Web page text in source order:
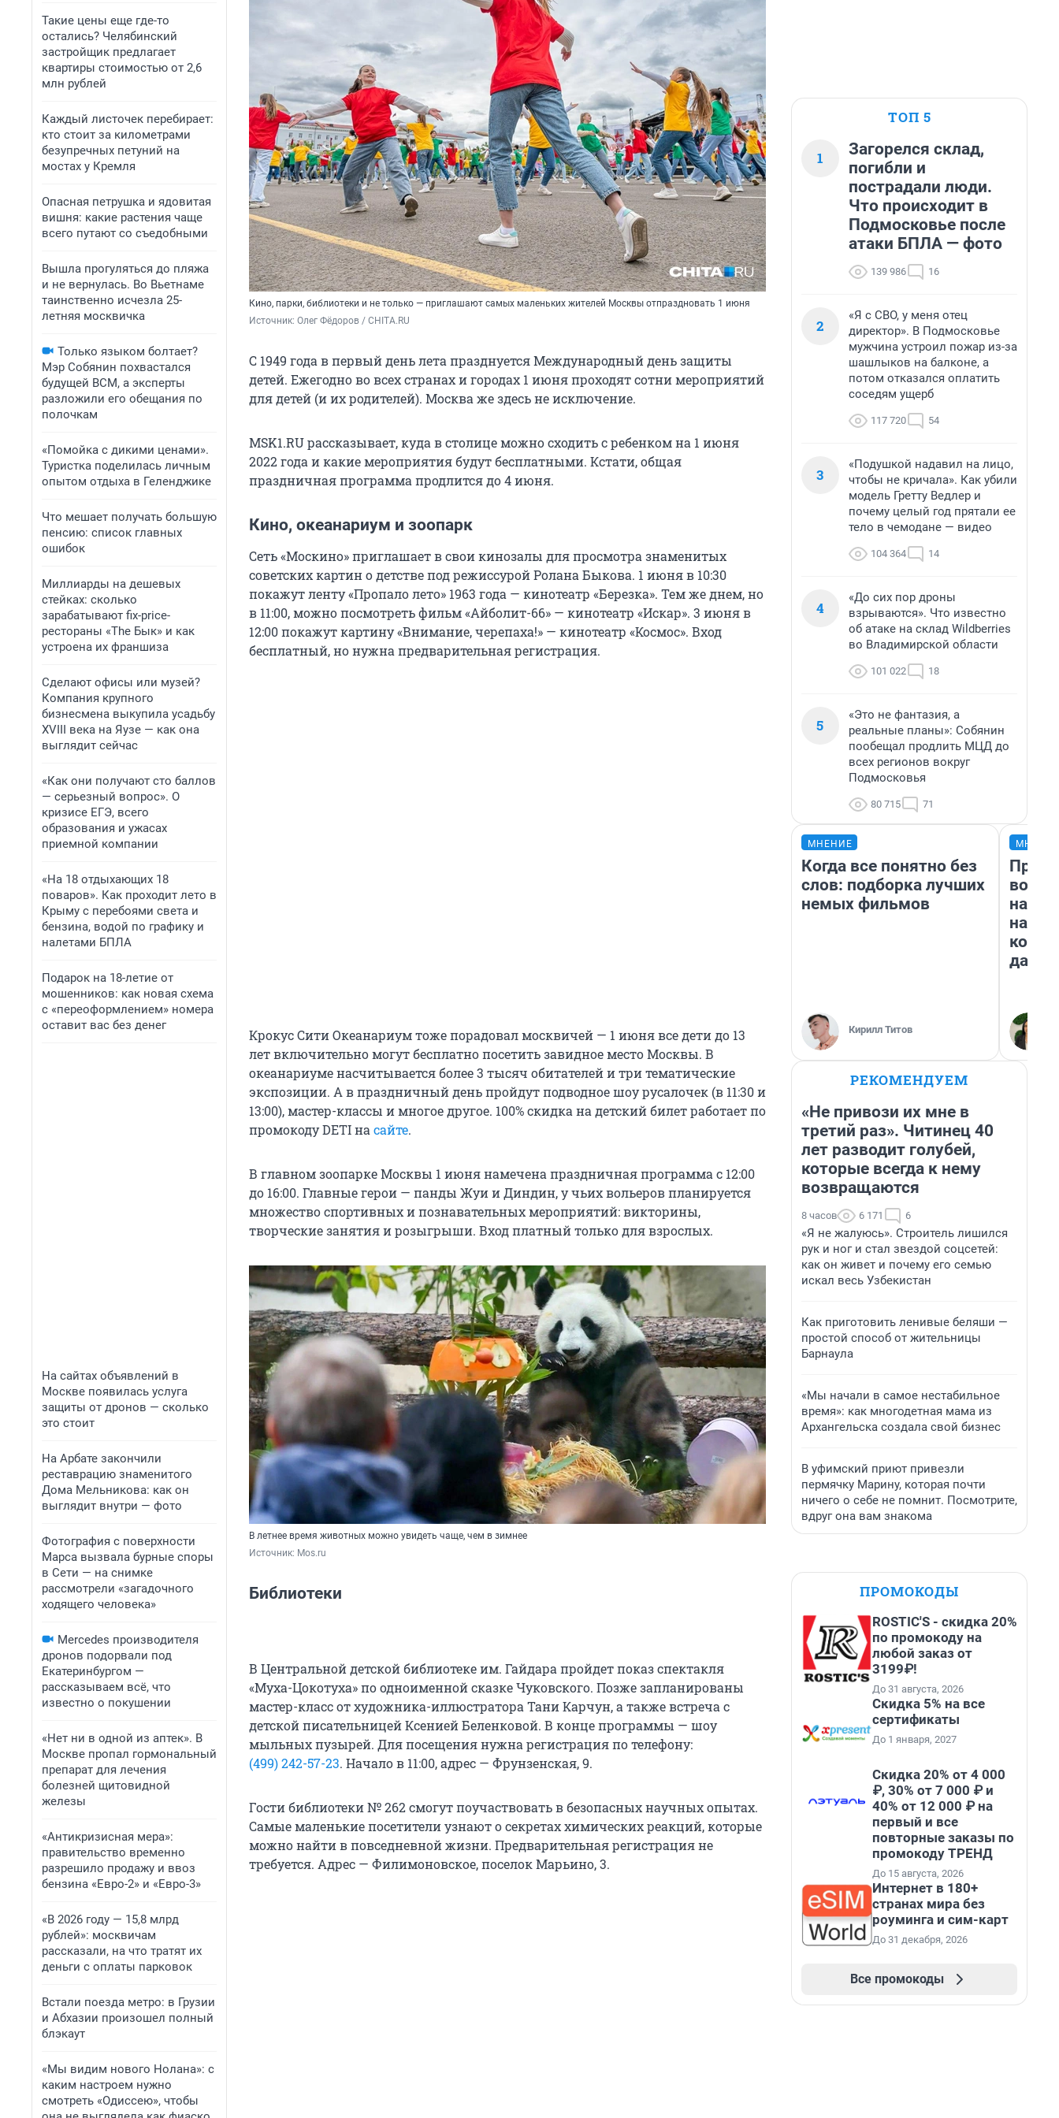
Такие цены еще где-то
остались? Челябинский
застройщик предлагает
квартиры стоимостью от 2,6
млн рублей
Каждый листочек перебирает:
кто стоит за километрами
безупречных петуний на
мостах у Кремля
Опасная петрушка и ядовитая
вишня: какие растения чаще
всего путают со съедобными
Вышла прогуляться до пляжа
и не вернулась. Во Вьетнаме
таинственно исчезла 25-
летняя москвичка
Только языком болтает?
Мэр Собянин похвастался
будущей ВСМ, а эксперты
разложили его обещания по
полочкам
«Помойка с дикими ценами».
Туристка поделилась личным
опытом отдыха в Геленджике
Что мешает получать большую
пенсию: список главных
ошибок
Миллиарды на дешевых
стейках: сколько
зарабатывают fix-price-
рестораны «The Бык» и как
устроена их франшиза
Сделают офисы или музей?
Компания крупного
бизнесмена выкупила усадьбу
XVIII века на Яузе — как она
выглядит сейчас
«Как они получают сто баллов
— серьезный вопрос». О
кризисе ЕГЭ, всего
образования и ужасах
приемной компании
«На 18 отдыхающих 18
поваров». Как проходит лето в
Крыму с перебоями света и
бензина, водой по графику и
налетами БПЛА
Подарок на 18-летие от
мошенников: как новая схема
с «переоформлением» номера
оставит вас без денег
На сайтах объявлений в
Москве появилась услуга
защиты от дронов — сколько
это стоит
На Арбате закончили
реставрацию знаменитого
Дома Мельникова: как он
выглядит внутри — фото
Фотография с поверхности
Марса вызвала бурные споры
в Сети — на снимке
рассмотрели «загадочного
ходящего человека»
Mercedes производителя
дронов подорвали под
Екатеринбургом —
рассказываем всё, что
известно о покушении
«Нет ни в одной из аптек». В
Москве пропал гормональный
препарат для лечения
болезней щитовидной
железы
«Антикризисная мера»:
правительство временно
разрешило продажу и ввоз
бензина «Евро-2» и «Евро-3»
«В 2026 году — 15,8 млрд
рублей»: москвичам
рассказали, на что тратят их
деньги с оплаты парковок
Встали поезда метро: в Грузии
и Абхазии произошел полный
блэкаут
«Мы видим нового Нолана»: с
каким настроем нужно
смотреть «Одиссею», чтобы
Кино, парки, библиотеки и не только — приглашают самых маленьких жителей Москвы отпраздновать 1 июня
Источник: Олег Фёдоров / CHITA.RU
С 1949 года в первый день лета празднуется Международный день защиты
детей. Ежегодно во всех странах и городах 1 июня проходят сотни мероприятий
для детей (и их родителей). Москва же здесь не исключение.
MSK1.RU рассказывает, куда в столице можно сходить с ребенком на 1 июня
2022 года и какие мероприятия будут бесплатными. Кстати, общая
праздничная программа продлится до 4 июня.
Кино, океанариум и зоопарк
Сеть «Москино» приглашает в свои кинозалы для просмотра знаменитых
советских картин о детстве под режиссурой Ролана Быкова. 1 июня в 10:30
покажут ленту «Пропало лето» 1963 года — кинотеатр «Березка». Тем же днем, но
в 11:00, можно посмотреть фильм «Айболит-66» — кинотеатр «Искар». 3 июня в
12:00 покажут картину «Внимание, черепаха!» — кинотеатр «Космос». Вход
бесплатный, но нужна предварительная регистрация.
Крокус Сити Океанариум тоже порадовал москвичей — 1 июня все дети до 13
лет включительно могут бесплатно посетить завидное место Москвы. В
океанариуме насчитывается более 3 тысяч обитателей и три тематические
экспозиции. А в праздничный день пройдут подводное шоу русалочек (в 11:30 и
13:00), мастер-классы и многое другое. 100% скидка на детский билет работает по
промокоду DETI на сайте.
В главном зоопарке Москвы 1 июня намечена праздничная программа с 12:00
до 16:00. Главные герои — панды Жуи и Диндин, у чьих вольеров планируется
множество спортивных и познавательных мероприятий: викторины,
творческие занятия и розыгрыши. Вход платный только для взрослых.
В летнее время животных можно увидеть чаще, чем в зимнее
Источник: Mos.ru
Библиотеки
В Центральной детской библиотеке им. Гайдара пройдет показ спектакля
«Муха-Цокотуха» по одноименной сказке Чуковского. Позже запланированы
мастер-класс от художника-иллюстратора Тани Карчун, а также встреча с
детской писательницей Ксенией Беленковой. В конце программы — шоу
мыльных пузырей. Для посещения нужна регистрация по телефону:
(499) 242-57-23. Начало в 11:00, адрес — Фрунзенская, 9.
Гости библиотеки № 262 смогут поучаствовать в безопасных научных опытах.
Самые маленькие посетители узнают о секретах химических реакций, которые
можно найти в повседневной жизни. Предварительная регистрация не
требуется. Адрес — Филимоновское, поселок Марьино, 3.
ТОП 5
1
Загорелся склад,
погибли и
пострадали люди.
Что происходит в
Подмосковье после
атаки БПЛА — фото
139 986 16
2
«Я с СВО, у меня отец
директор». В Подмосковье
мужчина устроил пожар из-за
шашлыков на балконе, а
потом отказался оплатить
соседям ущерб
117 720 54
3
«Подушкой надавил на лицо,
чтобы не кричала». Как убили
модель Гретту Ведлер и
почему целый год прятали ее
тело в чемодане — видео
104 364 14
4
«До сих пор дроны
взрываются». Что известно
об атаке на склад Wildberries
во Владимирской области
101 022 18
5
«Это не фантазия, а
реальные планы»: Собянин
пообещал продлить МЦД до
всех регионов вокруг
Подмосковья
80 715 71
МНЕНИЕ
Когда все понятно без
слов: подборка лучших
немых фильмов
Кирилл Титов
нам
даже
РЕКОМЕНДУЕМ
«Не привози их мне в
третий раз». Читинец 40
лет разводит голубей,
которые всегда к нему
возвращаются
8 часов 6 171 6
«Я не жалуюсь». Строитель лишился
рук и ног и стал звездой соцсетей:
как он живет и почему его семью
искал весь Узбекистан
Как приготовить ленивые беляши —
простой способ от жительницы
Барнаула
«Мы начали в самое нестабильное
время»: как многодетная мама из
Архангельска создала свой бизнес
В уфимский приют привезли
пермячку Марину, которая почти
ничего о себе не помнит. Посмотрите,
вдруг она вам знакома
ПРОМОКОДЫ
ROSTIC'S - скидка 20%
по промокоду на
любой заказ от
3199₽!
До 31 августа, 2026
Скидка 5% на все
сертификаты
До 1 января, 2027
Скидка 20% от 4 000
₽, 30% от 7 000 ₽ и
40% от 12 000 ₽ на
первый и все
повторные заказы по
промокоду ТРЕНД
До 15 августа, 2026
Интернет в 180+
странах мира без
роуминга и сим-карт
До 31 декабря, 2026
Все промокоды